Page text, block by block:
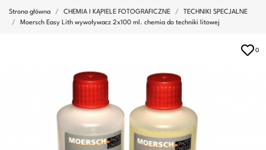
Strona główna CHEMIA I KĄPIELE FOTOGRAFICZNE
TECHNIKI SPECJALNE
Moersch Easy Lith wywoływacz 2x100 ml. chemia do techniki litowej
0